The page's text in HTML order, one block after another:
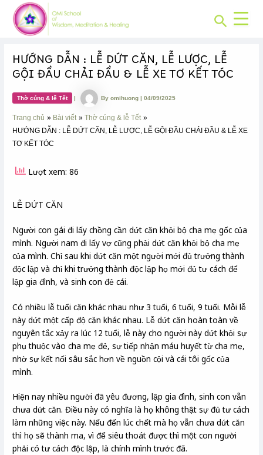
content
Search
HƯỚNG DẪN : LỄ DỨT CĂN, LỄ LƯỢC, LỄ
GỘI ĐẦU CHẢI ĐẦU & LỄ XE TƠ KẾT TÓC
Thờ cúng & lễ Tết | Byomihuong|04/09/2025
Trang chủ Bài viết
Thờ cúng & lễ Tết
HƯỚNG DẪN : LỄ DỨT CĂN, LỄ LƯỢC, LỄ GỘI ĐẦU CHẢI ĐẦU & LỄ XE
TƠ KẾT TÓC
Lượt xem: 86
LỄ DỨT CĂN
Người con gái đi lấy chồng cần dứt căn khỏi bộ cha mẹ gốc của
mình. Người nam đi lấy vợ cũng phải dứt căn khỏi bộ cha mẹ
của mình. Chỉ sau khi dứt căn một người mới đủ trưởng thành
độc lập và chỉ khi trưởng thành độc lập họ mới đủ tư cách để
lập gia đình, và sinh con đẻ cái.
Có nhiều lễ tuổi căn khác nhau như 3 tuổi, 6 tuổi, 9 tuổi. Mỗi lễ
này dứt một cấp độ căn khác nhau. Lễ dứt căn hoàn toàn về
nguyên tắc xảy ra lúc 12 tuổi, lễ này cho người này dứt khỏi sự
phụ thuộc vào cha mẹ đẻ, sự tiếp nhận máu huyết từ cha mẹ,
nhờ sự kết nối sâu sắc hơn về nguồn cội và cái tôi gốc của
mình.
Hiện nay nhiều người đã yêu đương, lập gia đình, sinh con vẫn
chưa dứt căn. Điều này có nghĩa là họ không thật sự đủ tư cách
làm những việc này. Nếu đến lúc chết mà họ vẫn chưa dứt căn
thì họ sẽ thành ma, vì để siêu thoát được thì một con người
phải có tư cách độc lập, là chính mình trước đã.
Post
navigation
CHUYÊN
MỤC: